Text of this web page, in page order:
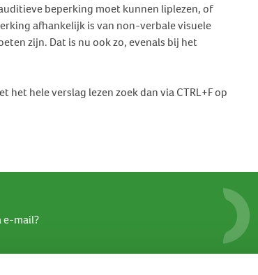
beperking moet kunnen liplezen, of
afhankelijk is van non-verbale visuele
zijn. Dat is nu ook zo, evenals bij het
het hele verslag lezen zoek dan via CTRL+F op
e-mail?